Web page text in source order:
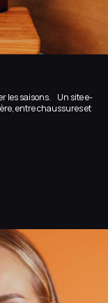
les saisons. Un site e-
entre chaussures et